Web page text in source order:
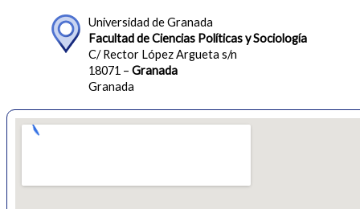
Universidad de Granada
Facultad de Ciencias Políticas y Sociología
C/ Rector López Argueta s/n
18071 – Granada
Granada